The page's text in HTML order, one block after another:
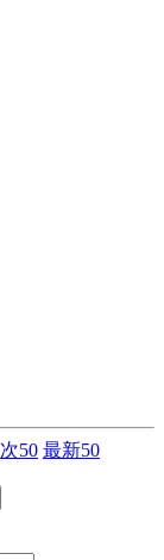
次50 最新50